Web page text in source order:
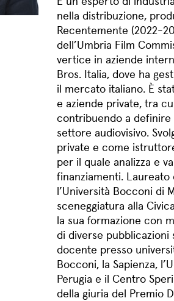
nella distribuzione,
Recentemente (2022-
dell’Umbria Film
vertice in aziende
Bros. Italia, dove ha
il mercato italiano. È
e aziende private, tra
contribuendo a
settore audiovisivo.
private e come
per il quale analizza e
finanziamenti.
l’Università Bocconi di
sceneggiatura alla
la sua formazione con
di diverse
docente presso
Bocconi, la Sapienza,
Perugia e il Centro
della giuria del Premio